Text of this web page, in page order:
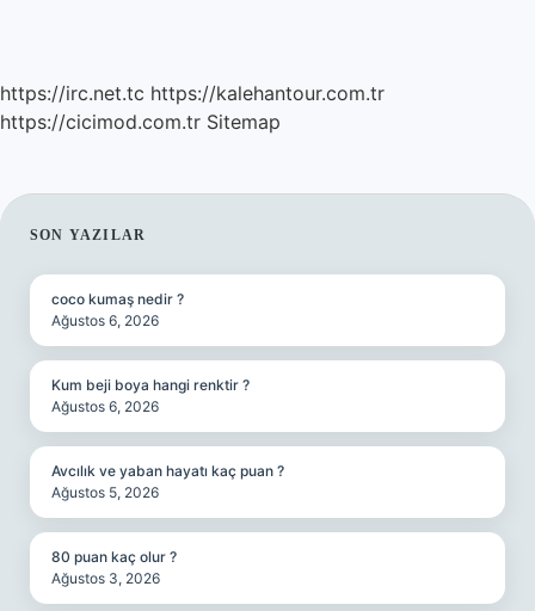
https://irc.net.tc https://kalehantour.com.tr
https://cicimod.com.tr Sitemap
SIDEBAR
SON YAZILAR
coco kumaş nedir ?
Ağustos 6, 2026
Kum beji boya hangi renktir ?
Ağustos 6, 2026
Avcılık ve yaban hayatı kaç puan ?
Ağustos 5, 2026
80 puan kaç olur ?
Ağustos 3, 2026